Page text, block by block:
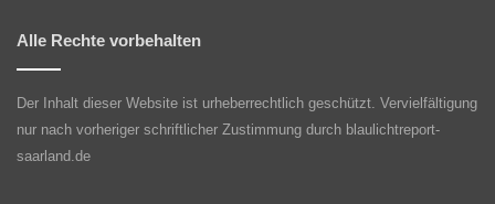
Alle Rechte vorbehalten
Der Inhalt dieser Website ist urheberrechtlich geschützt. Vervielfältigung
nur nach vorheriger schriftlicher Zustimmung durch blaulichtreport-
saarland.de